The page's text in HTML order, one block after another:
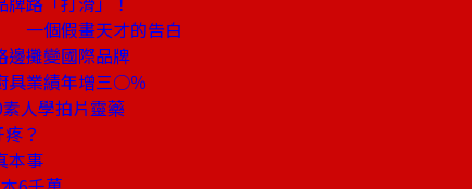
一個假畫天才的告白
攤變國際品牌
具業績年增三○％
人學拍片靈藥
？
本事